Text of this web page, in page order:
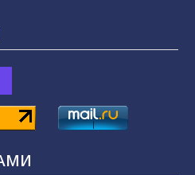
дети освоили
в ходе
почему